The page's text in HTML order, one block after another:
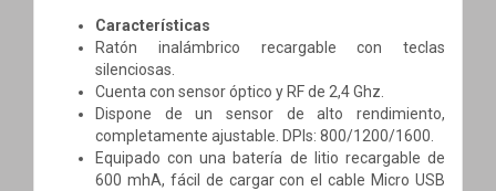
Características
Ratón inalámbrico recargable con teclas
silenciosas.
Cuenta con sensor óptico y RF de 2,4 Ghz.
Dispone de un sensor de alto rendimiento,
completamente ajustable. DPIs: 800/1200/1600.
Equipado con una batería de litio recargable de
600 mhA, fácil de cargar con el cable Micro USB